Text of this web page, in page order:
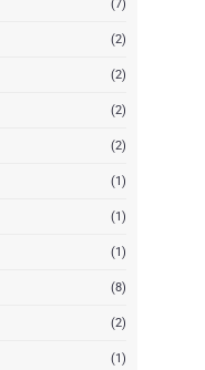
(7)
(2)
(2)
(2)
(2)
(1)
(1)
(1)
(8)
(2)
(1)